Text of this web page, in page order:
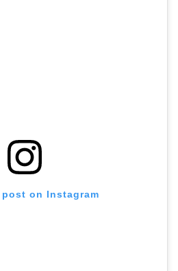
on Instagram